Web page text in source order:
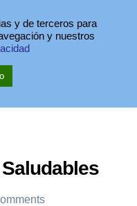
y de terceros para
y nuestros